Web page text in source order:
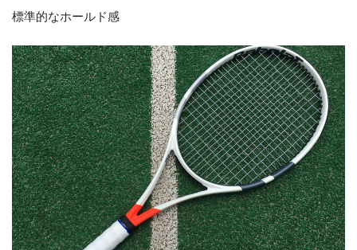
標準的なホールド感